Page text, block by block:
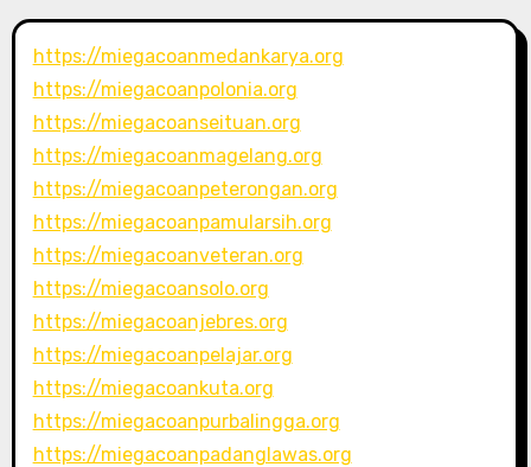
https://miegacoanmedankarya.org
https://miegacoanpolonia.org
https://miegacoanseituan.org
https://miegacoanmagelang.org
https://miegacoanpeterongan.org
https://miegacoanpamularsih.org
https://miegacoanveteran.org
https://miegacoansolo.org
https://miegacoanjebres.org
https://miegacoanpelajar.org
https://miegacoankuta.org
https://miegacoanpurbalingga.org
https://miegacoanpadanglawas.org